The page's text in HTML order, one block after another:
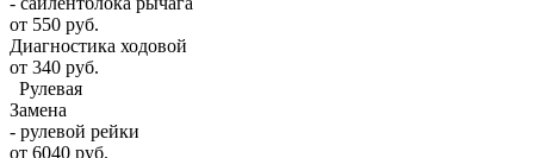
от 550 руб.
Диагностика ходовой
от 340 руб.
Рулевая
Замена
- рулевой рейки
от 6040 руб.